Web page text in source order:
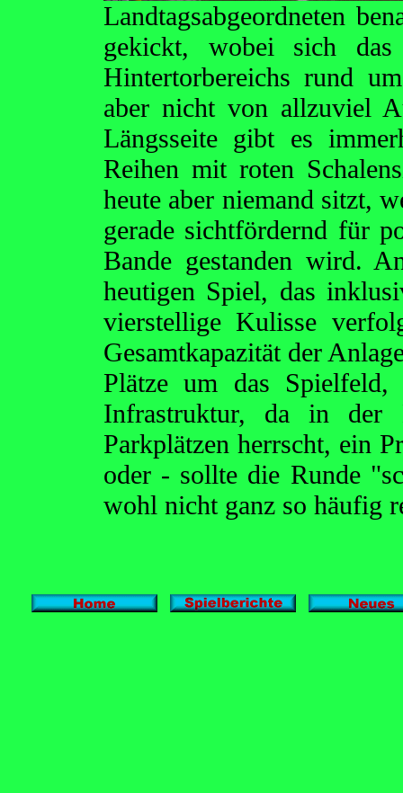
Landtagsabgeordneten
gekickt, wobei sich
Hintertorbereichs rund
aber nicht von allzuviel
Längsseite gibt es
Reihen mit roten
heute aber niemand sitzt,
gerade sichtfördernd für
Bande gestanden wird.
heutigen Spiel, das
vierstellige Kulisse
Gesamtkapazität der
Plätze um das
Infrastruktur, da in der
Parkplätzen herrscht, ein
oder - sollte die Runde
wohl nicht ganz so häufig